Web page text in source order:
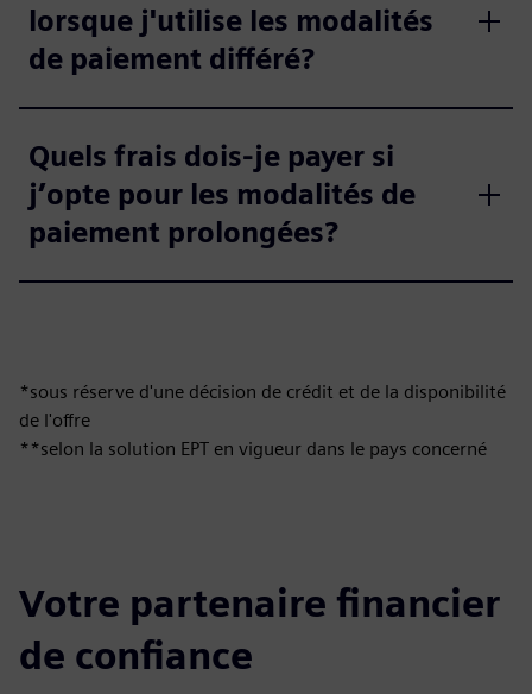
lorsque j'utilise les modalités
de paiement différé?
Quels frais dois-je payer si
j’opte pour les modalités de
paiement prolongées?
*sous réserve d'une décision de crédit et de la disponibilité
de l'offre
**selon la solution EPT en vigueur dans le pays concerné
Votre partenaire financier
de confiance